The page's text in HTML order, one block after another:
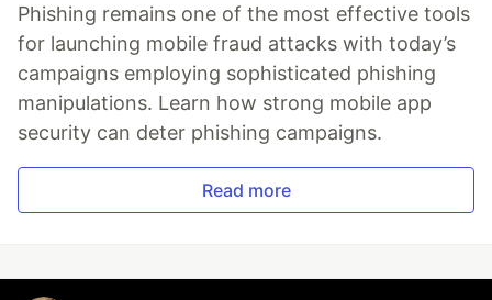
Phishing remains one of the most effective tools
for launching mobile fraud attacks with today’s
campaigns employing sophisticated phishing
manipulations. Learn how strong mobile app
security can deter phishing campaigns.
Read more